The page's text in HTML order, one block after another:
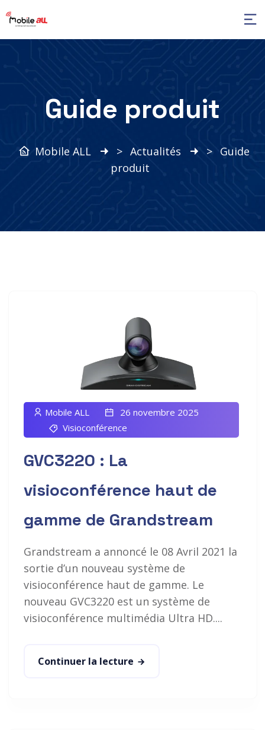
Guide produit
Mobile ALL > Actualités > Guide
produit
Mobile ALL
26 novembre 2025
Visioconférence
GVC3220 : La
visioconférence haut de
gamme de Grandstream
Grandstream a annoncé le 08 Avril 2021 la
sortie d’un nouveau système de
visioconférence haut de gamme. Le
nouveau GVC3220 est un système de
visioconférence multimédia Ultra HD....
Continuer la lecture